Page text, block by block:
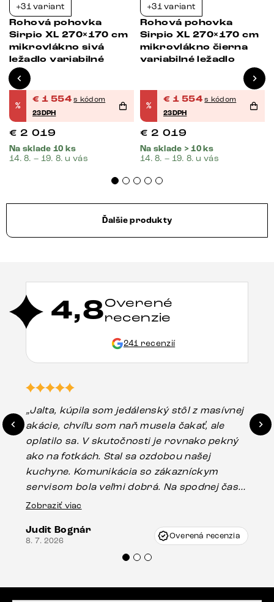
+31 variant
Rohová pohovka
Sirpio XL 270×170 cm
mikrovlákno sivá
ležadlo variabilné
%
€ 1 554 s kódom
23DPH
€ 2 019
Na sklade 10 ks
14. 8. – 19. 8. u vás
Bestseller
+31 variant
Rohová pohovka
Sirpio XL 270×170 cm
mikrovlákno čierna
variabilné ležadlo
%
€ 1 554 s kódom
23DPH
€ 2 019
Na sklade > 10 ks
14. 8. – 19. 8. u vás
Ďalšie produkty
4,8Overené
recenzie
241 recenzií
„Jalta, kúpila som jedálenský stôl z masívnej
akácie, chvíľu som naň musela čakať, ale
oplatilo sa. V skutočnosti je rovnako pekný
ako na fotkách. Stal sa ozdobou našej
kuchyne. Komunikácia so zákazníckym
servisom bola veľmi dobrá. Na spodnej časti
stola bolo malé poškodenie, pravdepodobne
Vincze pri riešení mojej záležitosti pristúpili
veľmi korektne. Odporúčam produkty Delife
Zobraziť viac
Judit Bognár
8. 7. 2026 Overená recenzia